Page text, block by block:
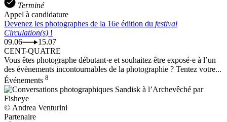
Terminé
Appel à candidature
Devenez les photographes de la 16e édition du festival
Circulation(s) !
09.06
15.07
CENT-QUATRE
Vous êtes photographe débutant·e et souhaitez être exposé·e à l’un
des évènements incontournables de la photographie ? Tentez votre...
Événements 8
© Andrea Venturini
Partenaire